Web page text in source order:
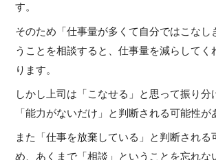
す。
そのため「仕事量が多くて自分ではこなし
うことを相談すると、仕事量を減らしてく
ります。
しかし上司は「こなせる」と思って振り分
「能力がないだけ」と判断される可能性が
また「仕事を放棄している」と判断される
め、あくまで「相談」ということを忘れな